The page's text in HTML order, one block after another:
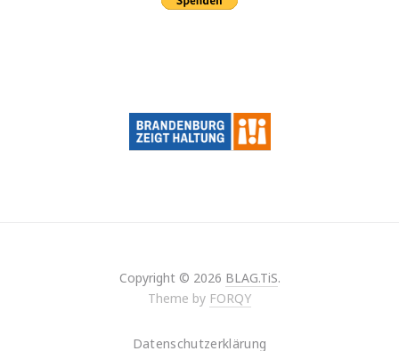
Copyright © 2026 BLAG.TiS.
Theme by FORQY
Datenschutzerklärung